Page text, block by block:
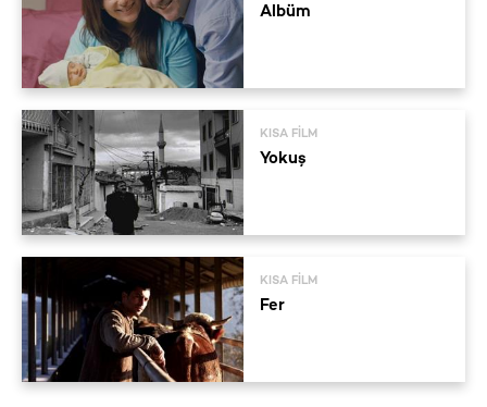
Albüm
KISA FILM
Yokuş
KISA FILM
Fer